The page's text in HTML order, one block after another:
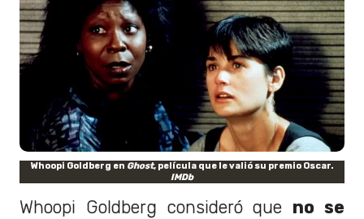
Whoopi Goldberg en Ghost, película que le valió su premio Oscar.
IMDb
Whoopi Goldberg consideró que no se